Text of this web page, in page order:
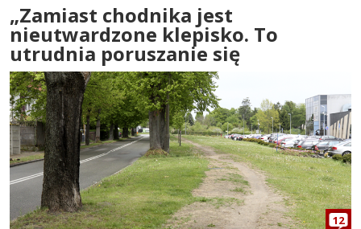
„Zamiast chodnika jest
nieutwardzone klepisko. To
utrudnia poruszanie się
12